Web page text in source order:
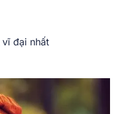
đại nhất